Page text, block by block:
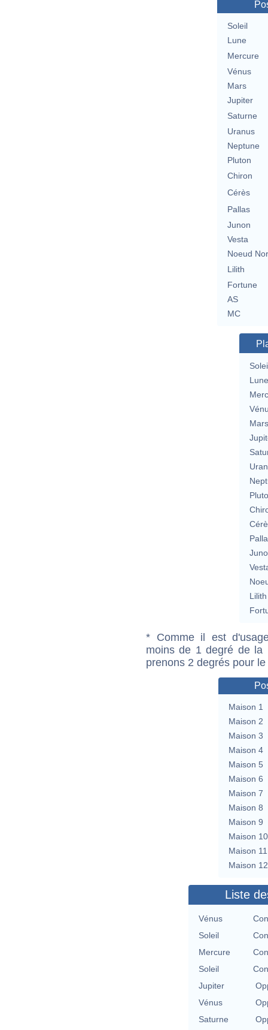
Soleil
Lune
Mercure
Vénus
Mars
Jupiter
Saturne
Uranus
Neptune
Pluton
Chiron
Cérès
Pallas
Junon
Vesta
Noeud
Lilith
Fortune
AS
MC
Lune
Mars
Lilith
* Comme il est
moins de 1 degré de la
prenons 2 degrés pour
Maison 1
Maison 2
Maison 3
Maison 4
Maison 5
Maison 6
Maison 7
Maison 8
Maison 9
Maison 10
Maison 11
Maison 12
Liste
Vénus
Soleil
Mercure
Soleil
Jupiter
Vénus
Saturne